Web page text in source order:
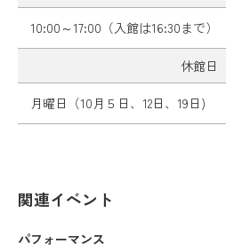
10:00～17:00（入館は16:30まで）
休館日
月曜日（10月５日、12日、19日)
関連イベント
パフォーマンス